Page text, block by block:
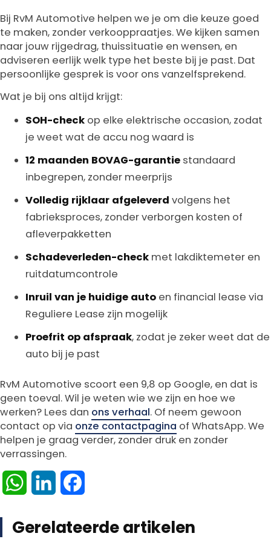
Bij RvM Automotive helpen we je om die keuze goed
te maken, zonder verkooppraatjes. We kijken samen
naar jouw rijgedrag, thuissituatie en wensen, en
adviseren eerlijk welk type het beste bij je past. Dat
persoonlijke gesprek is voor ons vanzelfsprekend.
Wat je bij ons altijd krijgt:
SOH-check op elke elektrische occasion, zodat
je weet wat de accu nog waard is
12 maanden BOVAG-garantie standaard
inbegrepen, zonder meerprijs
Volledig rijklaar afgeleverd volgens het
fabrieksproces, zonder verborgen kosten of
afleverpakketten
Schadeverleden-check met lakdiktemeter en
ruitdatumcontrole
Inruil van je huidige auto en financial lease via
Reguliere Lease zijn mogelijk
Proefrit op afspraak, zodat je zeker weet dat de
auto bij je past
RvM Automotive scoort een 9,8 op Google, en dat is
geen toeval. Wil je weten wie we zijn en hoe we
werken? Lees dan ons verhaal. Of neem gewoon
contact op via onze contactpagina of WhatsApp. We
helpen je graag verder, zonder druk en zonder
verrassingen.
WhatsApp
LinkedIn
Gerelateerde artikelen